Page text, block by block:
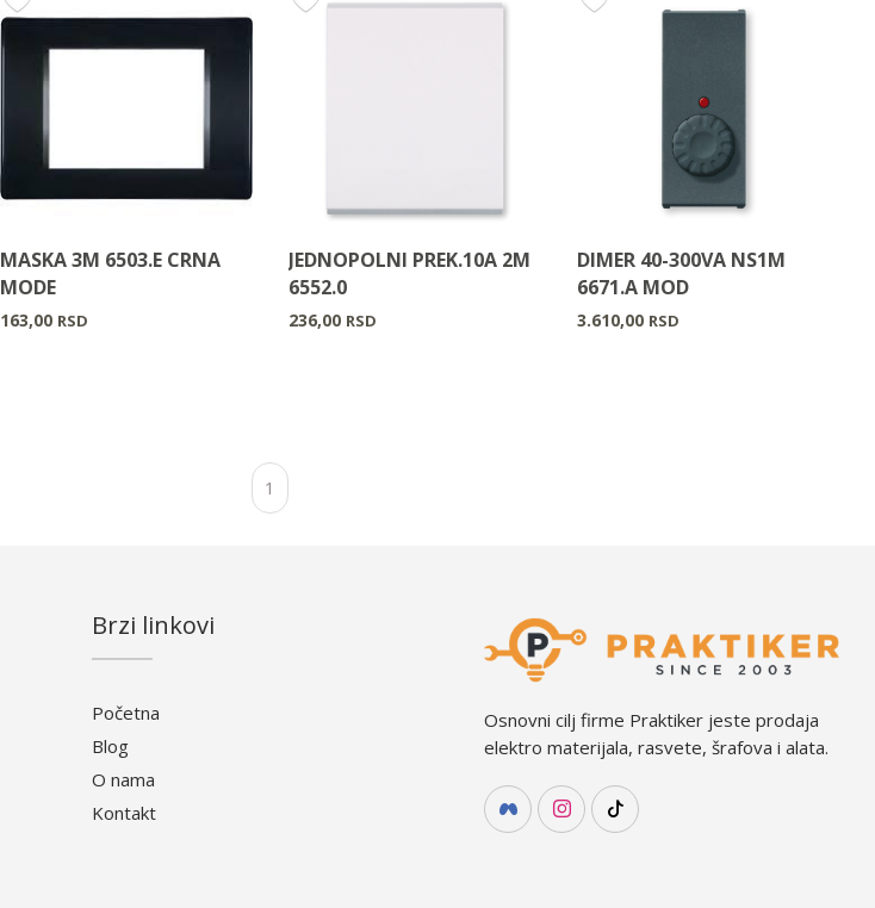
MASKA 3M 6503.E CRNA
MODE
163,00 RSD
JEDNOPOLNI PREK.10A 2M
6552.0
236,00 RSD
DIMER 40-300VA NS1M
6671.A MOD
3.610,00 RSD
1
Brzi linkovi
Početna
Blog
O nama
Kontakt
Osnovni cilj firme Praktiker jeste prodaja
elektro materijala, rasvete, šrafova i alata.